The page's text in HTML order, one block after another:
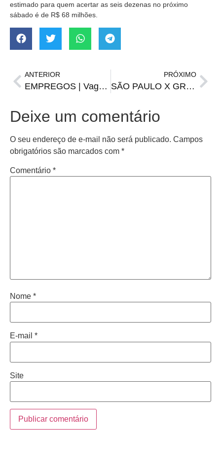
estimado para quem acertar as seis dezenas no próximo
sábado é de R$ 68 milhões.
ANTERIOR
EMPREGOS | Vagas da FGTAS/Sine para quarta-feira, 14 de maio
PRÓXIMO
SÃO PAULO X GRÊMIO | Onde assistir, horário e prováveis escalações
Deixe um comentário
O seu endereço de e-mail não será publicado. Campos
obrigatórios são marcados com *
Comentário *
Nome *
E-mail *
Site